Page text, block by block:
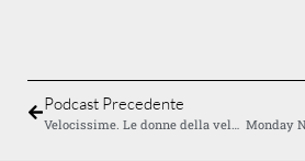
Podcast Precedente